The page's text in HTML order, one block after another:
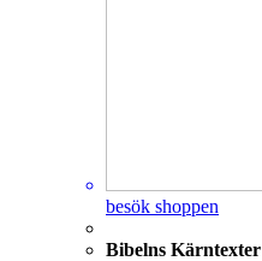
besök shoppen
Bibelns Kärntexter